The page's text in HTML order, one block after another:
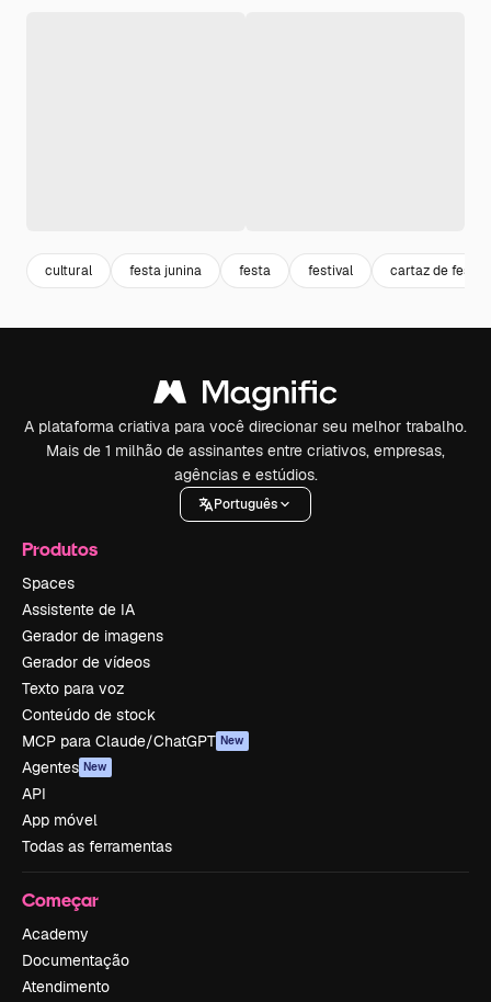
cultural festa junina festa festival cartaz de festa
A plataforma criativa para você direcionar seu melhor trabalho.
Mais de 1 milhão de assinantes entre criativos, empresas,
agências e estúdios.
Português
Produtos
Spaces
Assistente de IA
Gerador de imagens
Gerador de vídeos
Texto para voz
Conteúdo de stock
MCP para Claude/ChatGPT New
Agentes New
API
App móvel
Todas as ferramentas
Começar
Academy
Documentação
Atendimento